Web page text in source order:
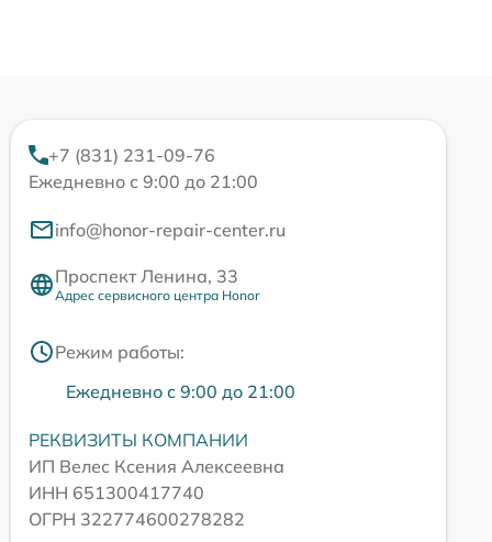
+7 (831) 231-09-76
Ежедневно с 9:00 до 21:00
info@honor-repair-center.ru
Проспект Ленина, 33
Адрес сервисного центра Honor
Режим работы:
Ежедневно с 9:00 до 21:00
РЕКВИЗИТЫ КОМПАНИИ
ИП Велес Ксения Алексеевна
ИНН 651300417740
ОГРН 322774600278282